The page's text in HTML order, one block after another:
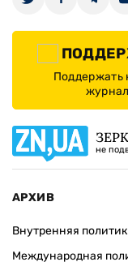
не
АРХИВ
Внутренняя
Международная